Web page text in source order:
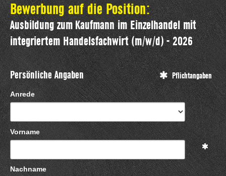
Bewerbung auf die Position:
Ausbildung zum Kaufmann im Einzelhandel mit
integriertem Handelsfachwirt (m/w/d) - 2026
Persönliche Angaben Pflichtangaben
Anrede
Vorname
Nachname